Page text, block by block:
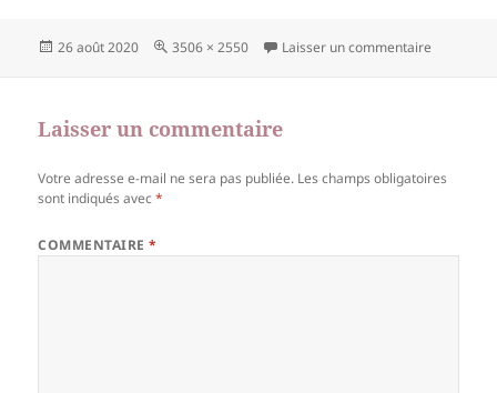
Publié
26 août 2020
Taille
3506 × 2550 Laisser un commentaire
Laisser un commentaire
Votre adresse e-mail ne sera pas publiée. Les champs obligatoires
sont indiqués avec*
COMMENTAIRE*